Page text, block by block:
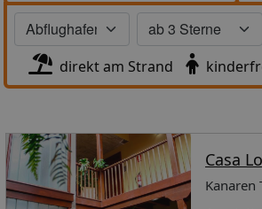
direkt am Strand
Casa
Kanaren